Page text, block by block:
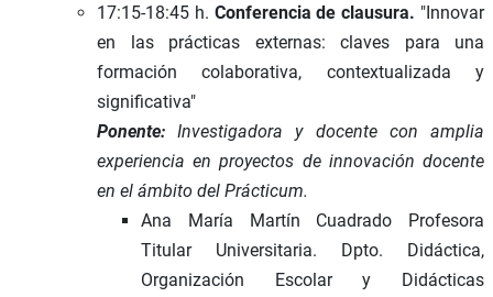
17:15-18:45 h. Conferencia de clausura. "Innovar
en las prácticas externas: claves para una
formación colaborativa, contextualizada y
significativa"
Ponente: Investigadora y docente con amplia
experiencia en proyectos de innovación docente
en el ámbito del Prácticum.
Ana María Martín Cuadrado Profesora
Titular Universitaria. Dpto. Didáctica,
Organización Escolar y Didácticas